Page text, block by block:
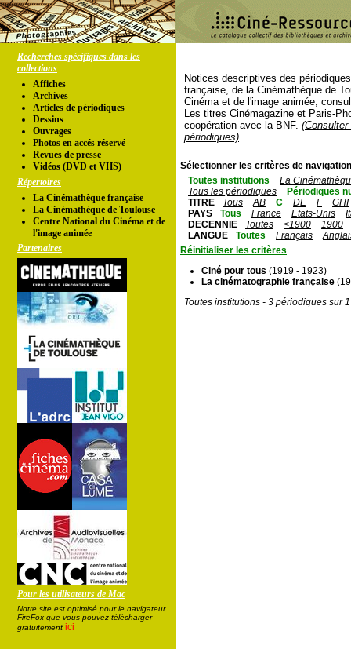
Recherches spécifiques dans les
collections
Affiches
Archives
Articles de périodiques
Dessins
Ouvrages
Photos en accés réservé
Revues de presse
Vidéos (DVD et VHS)
Répertoires
La Cinémathèque française
La Cinémathèque de Toulouse
Centre National du Cinéma et de
l'image animée
Partenaires
Pour les utilisateurs de Mac
Notre site est optimisé pour le navigateur
FireFox que vous pouvez télécharger
gratuitement ici
Notices descriptives des
française, de la Cinémathèque de
Cinéma et de l'image animée,
Les titres Cinémagazine et Paris-
coopération avec la BNF.
périodiques)
Sélectionner les critères de
Toutes institutions
La
Tous les périodiques
Périodiques
TITRE
Tous AB C DE F
GHI
PAYS
Tous France Etats-Unis
DECENNIE
Toutes <1900
1900
LANGUE
Toutes Français
Réinitialiser les critères
Ciné pour tous (1919 - 1923)
La cinématographie française
Toutes institutions - 3 périodiques sur